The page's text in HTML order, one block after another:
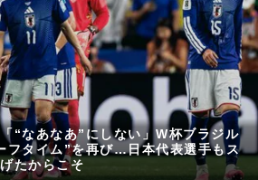
“なあなあ”にしない」W杯ブラジル
フタイム”を再び…日本代表選手もス
たからこそ